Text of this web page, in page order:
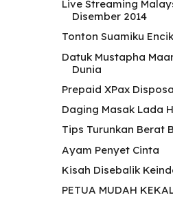
Live Streaming
Disember 2014
Tonton Suamiku
Datuk Mustapha
Dunia
Prepaid XPax
Daging Masak Lada
Tips Turunkan Berat
Ayam Penyet Cinta
Kisah Disebalik
PETUA MUDAH